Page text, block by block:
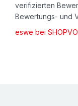
verifizierten
Bewertungs- und
eswe bei